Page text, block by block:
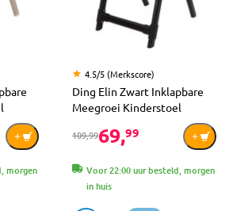
morgen
4.5/5 (Merkscore)
Ding Elin Zwart Inklapbare
Meegroei Kinderstoel
109,9969,99
Voor 22:00 uur besteld, morgen
in huis